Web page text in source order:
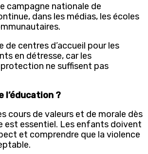
campagne nationale de
dans les médias, les écoles
centres d’accueil pour les
en détresse, car les
ne suffisent pas
l’éducation ?
cours de valeurs et de morale dès
est essentiel. Les enfants doivent
et comprendre que la violence